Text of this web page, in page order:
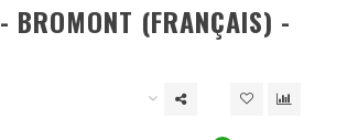
BROMONT (FRANÇAIS) -